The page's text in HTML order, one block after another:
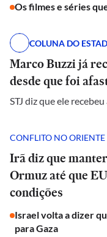
Os filmes e séries
COLUNA DO
Marco Buzzi já
desde que foi
STJ diz que ele
CONFLITO NO
Irã diz que
Ormuz até que
condições
Israel volta a dizer
para Gaza